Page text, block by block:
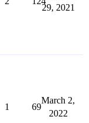
29, 2021
1 69
March 2,
2022